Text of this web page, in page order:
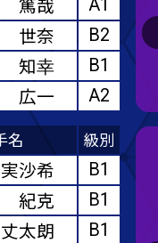
級別
B1
B1
B1
A2
B1
級別
A1